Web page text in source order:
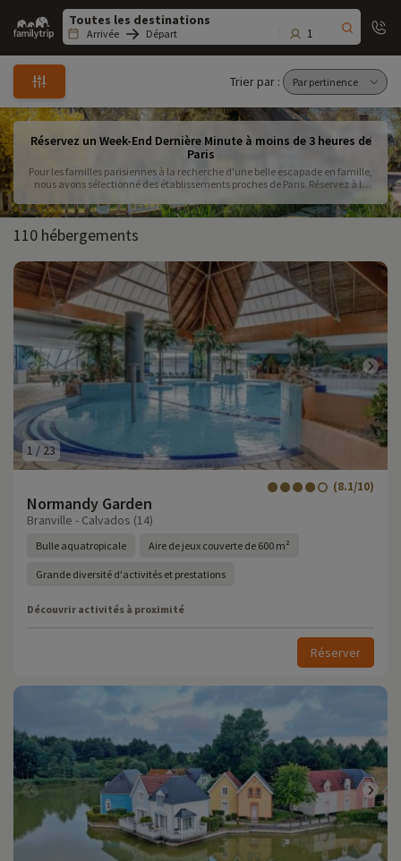
Family
trip
Arrivée Départ 1
Trier par :
Réservez un Week-End Dernière Minute à moins de 3 heures de
Paris
Pour les familles parisiennes à la recherche d'une belle escapade en famille,
nous avons sélectionné des établissements proches de Paris. Réservez à la
le week-end prochain.
110 hébergements
1 / 23
Normandy Garden
(8.1/10)
Branville - Calvados (14)
Bulle aquatropicale Aire de jeux couverte de 600 m²
Grande diversité d'activités et prestations
Découvrir activités à proximité
Réserver